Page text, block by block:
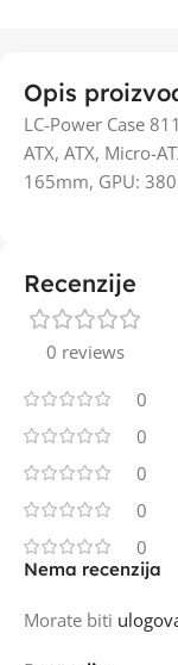
Opis
LC-Power Case
ATX, ATX, Micro-
165mm, GPU:
Recenzije
0 reviews
0
0
0
0
0
Nema recenzija
Morate biti